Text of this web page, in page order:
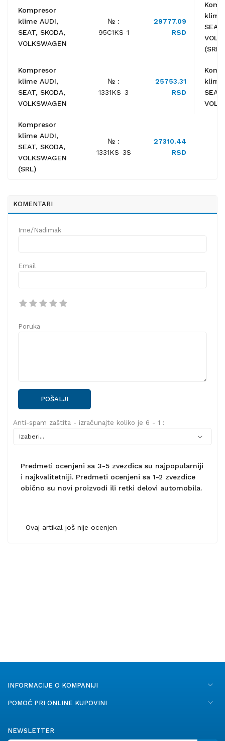
Kompresor
klime AUDI,
SEAT, SKODA,
VOLKSWAGEN
№ :
95C1KS-1
29777.09
RSD
klime
(SRL)
Kompresor
klime AUDI,
SEAT, SKODA,
VOLKSWAGEN
№ :
1331KS-3
25753.31
RSD
klime
Kompresor
klime AUDI,
SEAT, SKODA,
VOLKSWAGEN
(SRL)
№ :
1331KS-3S
27310.44
RSD
KOMENTARI
Ime/Nadimak
Email
Poruka
POŠALJI
Anti-spam zaštita - izračunajte koliko je 6 - 1 :
Predmeti ocenjeni sa 3-5 zvezdica su najpopularniji
i najkvalitetniji. Predmeti ocenjeni sa 1-2 zvezdice
obično su novi proizvodi ili retki delovi automobila.
Ovaj artikal još nije ocenjen
INFORMACIJE O KOMPANIJI
POMOĆ PRI ONLINE KUPOVINI
NEWSLETTER